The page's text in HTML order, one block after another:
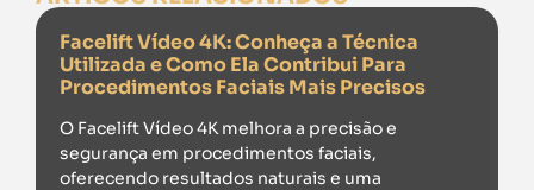
Facelift Vídeo 4K: Conheça a Técnica
Utilizada e Como Ela Contribui Para
Procedimentos Faciais Mais Precisos
O Facelift Vídeo 4K melhora a precisão e
segurança em procedimentos faciais,
oferecendo resultados naturais e uma